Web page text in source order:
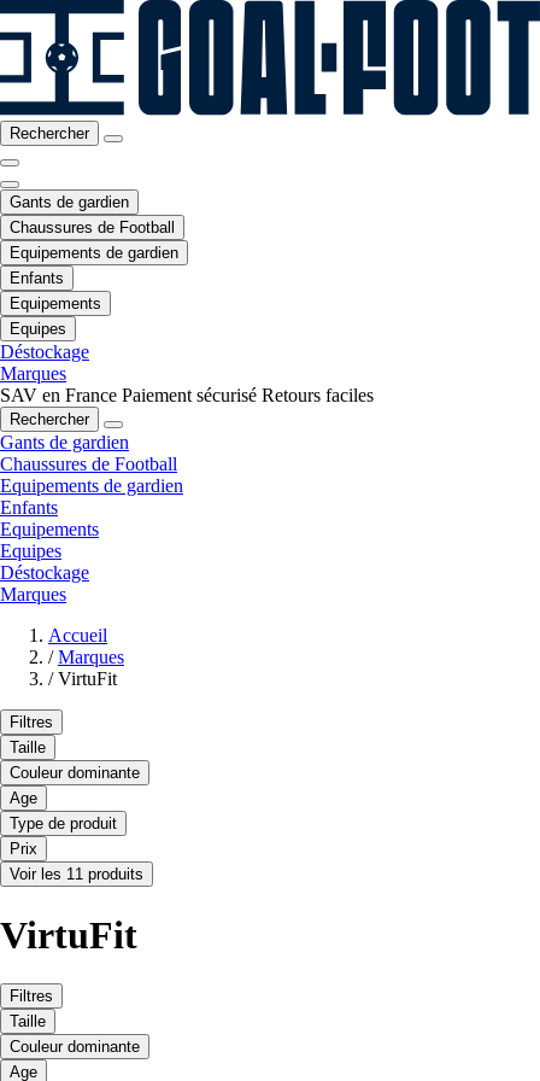
Rechercher
Gants de gardien
Chaussures de Football
Equipements de gardien
Enfants
Equipements
Equipes
Déstockage
Marques
SAV en France Paiement sécurisé Retours faciles
Rechercher
Gants de gardien
Chaussures de Football
Equipements de gardien
Enfants
Equipements
Equipes
Déstockage
Marques
Accueil
/ Marques
/ VirtuFit
Filtres
Taille
Couleur dominante
Age
Type de produit
Prix
Voir les 11 produits
VirtuFit
Filtres
Taille
Couleur dominante
Age